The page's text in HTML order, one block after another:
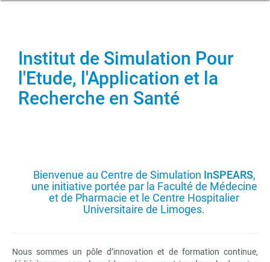
Institut de Simulation Pour
l'Etude, l'Application et la
Recherche en Santé
Bienvenue au Centre de Simulation InSPEARS,
une initiative portée par la Faculté de Médecine
et de Pharmacie et le Centre Hospitalier
Universitaire de Limoges.
Nous sommes un pôle d’innovation et de formation continue,